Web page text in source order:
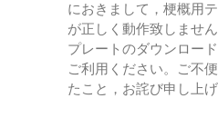
におきまして，梗概用
が正しく動作致しませ
プレートのダウンロー
ご利用ください。ご不
たこと，お詫び申し上げ